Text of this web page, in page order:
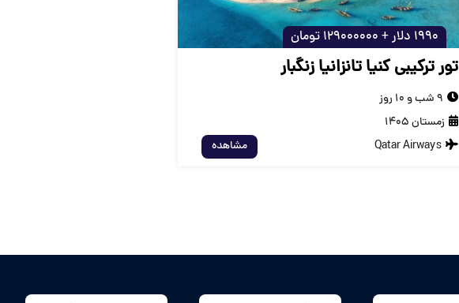
1990 دلار + 129000000 تومان
تور ترکیبی کنیا تانزانیا زنگبار
9 شب و 10 روز
زمستان 1405
Qatar Airways
مشاهده